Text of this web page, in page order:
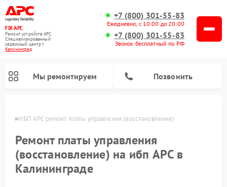
FIX-APC
Ремонт устройств APC
Специализированный
cервисный центр г.
Калининград
+7 (800) 301-55-83
Ежедневно, с 10:00 до 20:00
+7 (800) 301-55-83
Звонок бесплатный по РФ
Мы ремонтируем Позвонить
ИБП APC ремонт платы управления (восстановление)
Ремонт платы управления
(восстановление) на ибп APC в
Калининграде